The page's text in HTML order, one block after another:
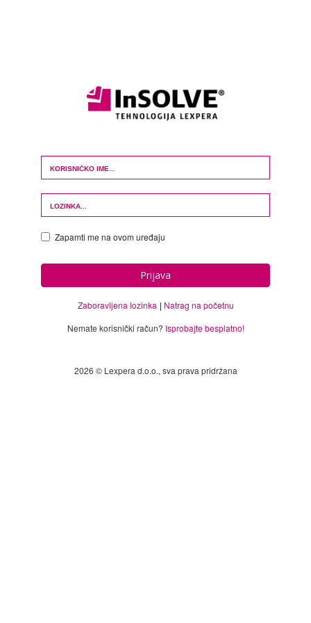
Login Form
Zapamti me na ovom uređaju
Prijava
Zaboravljena lozinka
Natrag na početnu
Nemate korisnički račun? Isprobajte besplatno!
2026 © Lexpera d.o.o., sva prava pridržana